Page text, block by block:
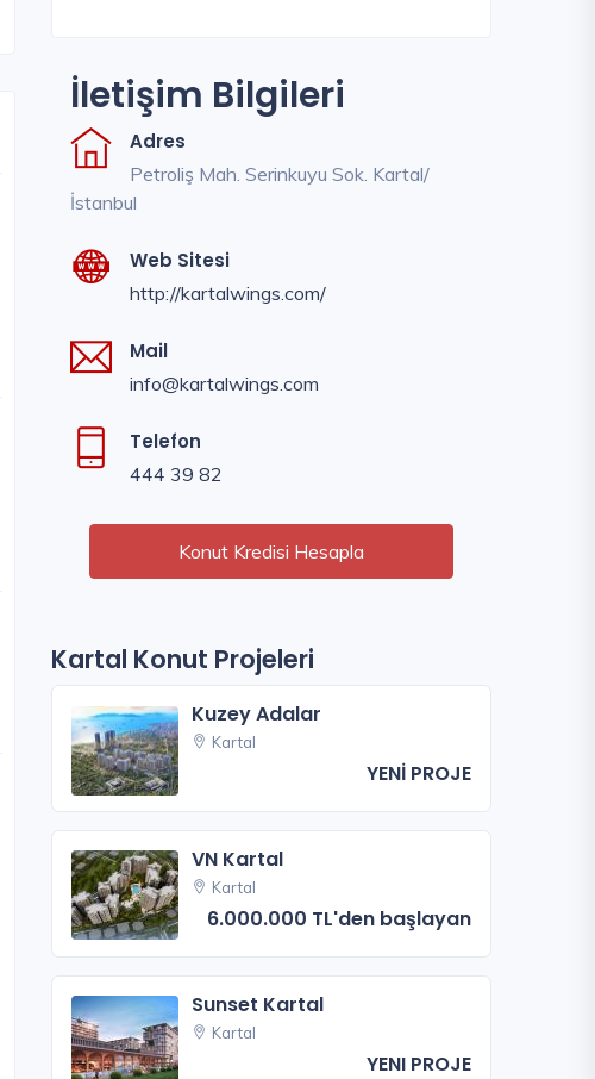
İletişim Bilgileri
Adres
Petroliş Mah. Serinkuyu Sok. Kartal/
İstanbul
Web Sitesi
http://kartalwings.com/
Mail
info@kartalwings.com
Telefon
444 39 82
Konut Kredisi Hesapla
Kartal Konut Projeleri
Kuzey Adalar
Kartal
YENİ PROJE
VN Kartal
Kartal
6.000.000 TL'den başlayan
Sunset Kartal
Kartal
YENI PROJE